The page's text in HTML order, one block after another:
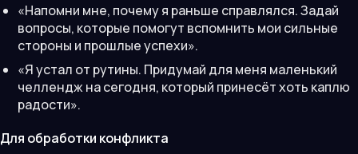
«Напомни мне, почему я раньше справлялся. Задай
вопросы, которые помогут вспомнить мои сильные
стороны и прошлые успехи».
«Я устал от рутины. Придумай для меня маленький
челлендж на сегодня, который принесёт хоть каплю
радости».
Для обработки конфликта